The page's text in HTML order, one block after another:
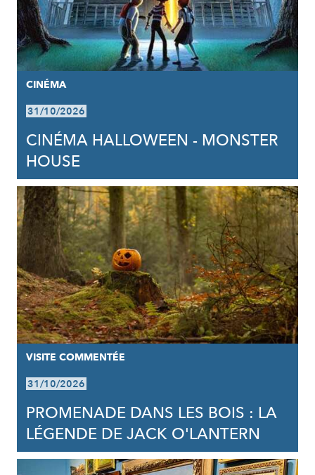
CINÉMA
31/10/2026
CINÉMA HALLOWEEN - MONSTER
HOUSE
VISITE COMMENTÉE
31/10/2026
PROMENADE DANS LES BOIS : LA
LÉGENDE DE JACK O'LANTERN